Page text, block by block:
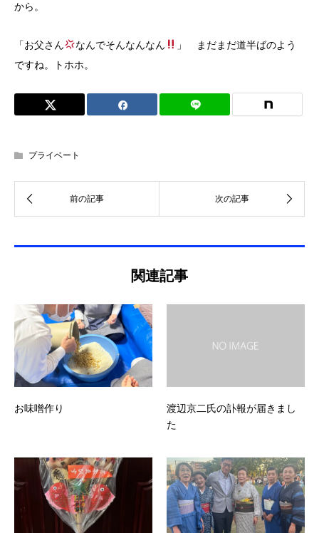
から。
「お父さん なんでそんなんなん
」 まだまだ道半ばのよう
ですね。トホホ。
プライベート
関連記事
お味噌作り
渡辺京二氏の訃報が届きまし
た